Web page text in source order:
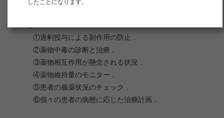
①過剰投与による副作用の防止．
②薬物中毒の診断と治療．
③薬物相互作用が懸念される状況．
④薬物維持量のモニター．
⑤患者の服薬状況のチェック．
⑥個々の患者の病態に応じた治療計画．
したことになります。